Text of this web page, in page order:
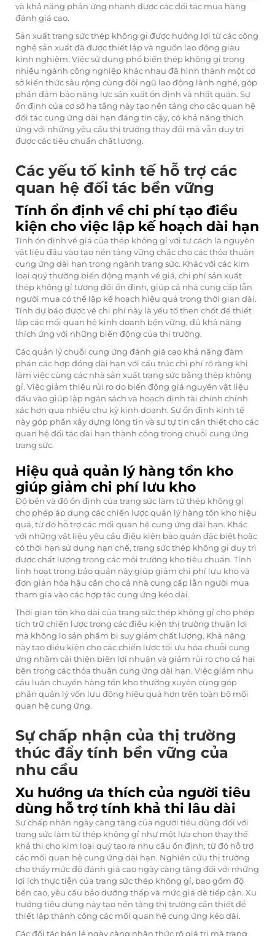
và khả năng phản ứng nhanh được các đối tác mua hàng
đánh giá cao.
Sản xuất trang sức thép không gỉ được hưởng lợi từ các công
nghệ sản xuất đã được thiết lập và nguồn lao động giàu
kinh nghiệm. Việc sử dụng phổ biến thép không gỉ trong
nhiều ngành công nghiệp khác nhau đã hình thành một cơ
sở kiến thức sâu rộng cùng đội ngũ lao động lành nghề, góp
phần đảm bảo năng lực sản xuất ổn định và nhất quán. Sự
ổn định của cơ sở hạ tầng này tạo nền tảng cho các quan hệ
đối tác cung ứng dài hạn đáng tin cậy, có khả năng thích
ứng với những yêu cầu thị trường thay đổi mà vẫn duy trì
được các tiêu chuẩn chất lượng.
Các yếu tố kinh tế hỗ trợ các
quan hệ đối tác bền vững
Tính ổn định về chi phí tạo điều
kiện cho việc lập kế hoạch dài hạn
Tính ổn định về giá của thép không gỉ với tư cách là nguyên
vật liệu đầu vào tạo nền tảng vững chắc cho các thỏa thuận
cung ứng dài hạn trong ngành trang sức. Khác với các kim
loại quý thường biến động mạnh về giá, chi phí sản xuất
thép không gỉ tương đối ổn định, giúp cả nhà cung cấp lẫn
người mua có thể lập kế hoạch hiệu quả trong thời gian dài.
Tính dự báo được về chi phí này là yếu tố then chốt để thiết
lập các mối quan hệ kinh doanh bền vững, đủ khả năng
thích ứng với những biến động của thị trường.
Các quản lý chuỗi cung ứng đánh giá cao khả năng đàm
phán các hợp đồng dài hạn với cấu trúc chi phí rõ ràng khi
làm việc cùng các nhà sản xuất trang sức bằng thép không
gỉ. Việc giảm thiểu rủi ro do biến động giá nguyên vật liệu
đầu vào giúp lập ngân sách và hoạch định tài chính chính
xác hơn qua nhiều chu kỳ kinh doanh. Sự ổn định kinh tế
này góp phần xây dựng lòng tin và sự tự tin cần thiết cho các
quan hệ đối tác dài hạn thành công trong chuỗi cung ứng
trang sức.
Hiệu quả quản lý hàng tồn kho
giúp giảm chi phí lưu kho
Độ bền và độ ổn định của trang sức làm từ thép không gỉ
cho phép áp dụng các chiến lược quản lý hàng tồn kho hiệu
quả, từ đó hỗ trợ các mối quan hệ cung ứng dài hạn. Khác
với những vật liệu yêu cầu điều kiện bảo quản đặc biệt hoặc
có thời hạn sử dụng hạn chế, trang sức thép không gỉ duy trì
được chất lượng trong các môi trường kho tiêu chuẩn. Tính
linh hoạt trong bảo quản này giúp giảm chi phí lưu kho và
đơn giản hóa hậu cần cho cả nhà cung cấp lẫn người mua
tham gia vào các hợp tác cung ứng kéo dài.
Thời gian tồn kho dài của trang sức thép không gỉ cho phép
tích trữ chiến lược trong các điều kiện thị trường thuận lợi
mà không lo sản phẩm bị suy giảm chất lượng. Khả năng
này tạo điều kiện cho các chiến lược tối ưu hóa chuỗi cung
ứng nhằm cải thiện biên lợi nhuận và giảm rủi ro cho cả hai
bên trong các thỏa thuận cung ứng dài hạn. Việc giảm nhu
cầu luân chuyển hàng tồn kho thường xuyên cũng góp
phần quản lý vốn lưu động hiệu quả hơn trên toàn bộ mối
quan hệ cung ứng.
Sự chấp nhận của thị trường
thúc đẩy tính bền vững của
nhu cầu
Xu hướng ưa thích của người tiêu
dùng hỗ trợ tính khả thi lâu dài
Sự chấp nhận ngày càng tăng của người tiêu dùng đối với
trang sức làm từ thép không gỉ như một lựa chọn thay thế
khả thi cho kim loại quý tạo ra nhu cầu ổn định, từ đó hỗ trợ
các mối quan hệ cung ứng dài hạn. Nghiên cứu thị trường
cho thấy mức độ đánh giá cao ngày càng tăng đối với những
lợi ích thực tiễn của trang sức thép không gỉ, bao gồm độ
bền cao, yêu cầu bảo dưỡng thấp và mức giá dễ tiếp cận. Xu
hướng tiêu dùng này tạo nền tảng thị trường cần thiết để
thiết lập thành công các mối quan hệ cung ứng kéo dài.
Các đối tác bán lẻ ngày càng nhận thức rõ giá trị mà trang